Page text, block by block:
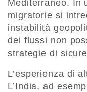
Mediterraneo. In
migratorie si
instabilità
dei flussi non
strategie di
L’esperienza di
L’India, ad